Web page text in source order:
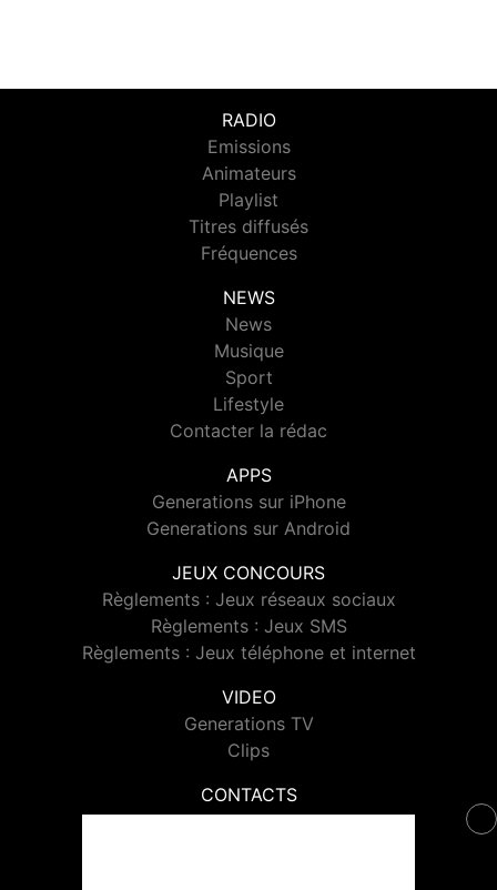
RADIO
Emissions
Animateurs
Playlist
Titres diffusés
Fréquences
NEWS
News
Musique
Sport
Lifestyle
Contacter la rédac
APPS
Generations sur iPhone
Generations sur Android
JEUX CONCOURS
Règlements : Jeux réseaux sociaux
Règlements : Jeux SMS
Règlements : Jeux téléphone et internet
VIDEO
Generations TV
Clips
CONTACTS
Contacter Generations